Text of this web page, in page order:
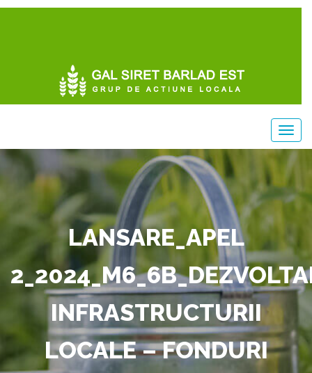
LANSARE_APEL
INFRASTRUCTURII
LOCALE – FONDURI